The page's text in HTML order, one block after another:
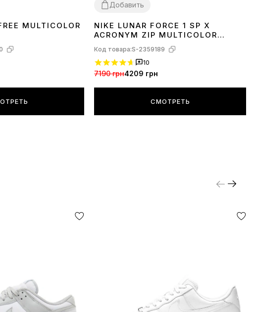
MULTICOLOR
Добавить
37
NIKE LUNAR FORCE 1 SP X
ACRONYM ZIP MULTICOLOR
Код товара:S-2359189
10
7190 грн4209 грн
СМОТРЕТЬ